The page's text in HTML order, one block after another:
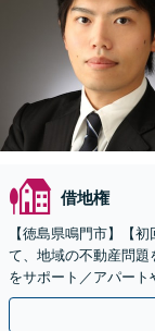
借地権
【徳島県鳴門市】【
て、地域の不動産問題
をサポート／アパート
のトラブル、欠陥住